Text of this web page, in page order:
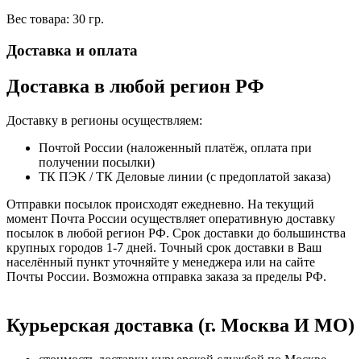
Вес товара: 30 гр.
Доставка и оплата
Доставка в любой регион РФ
Доставку в регионы осуществляем:
Почтой России (наложенный платёж, оплата при
получении посылки)
ТК ПЭК / ТК Деловые линии (с предоплатой заказа)
Отправки посылок происходят ежедневно. На текущий
момент Почта России осуществляет оперативную доставку
посылок в любой регион РФ. Срок доставки до большинства
крупных городов 1-7 дней. Точный срок доставки в Ваш
населённый пункт уточняйте у менеджера или на сайте
Почты России. Возможна отправка заказа за пределы РФ.
Курьерская доставка (г. Москва И МО)